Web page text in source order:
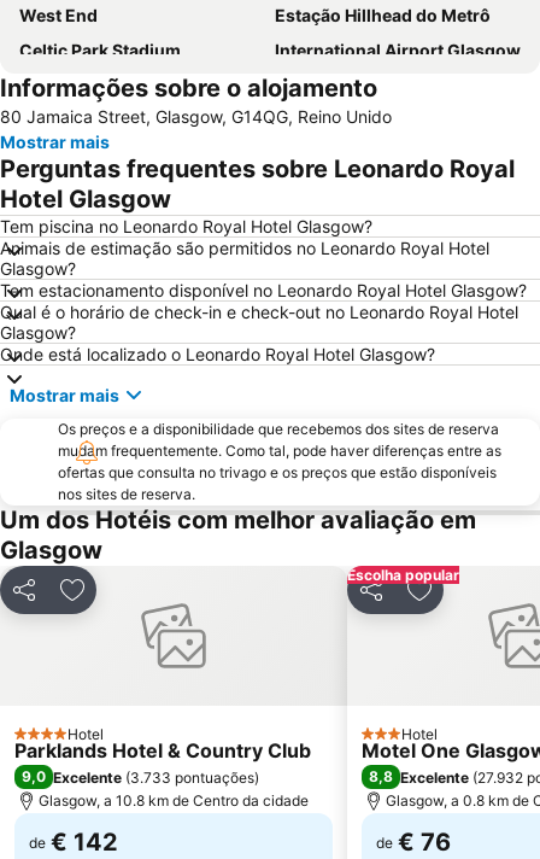
West End
Estação Hillhead do Metrô
Celtic Park Stadium
International Airport Glasgow
Glasgow Prestwick Airport
Hampden Park
Victoria Park
Finnieston
Buchanan bus station
Scottish Exhibition and Conference Centre
Princes Square
Apple Store
Citizen's Theatre
Shawlands
Queen's Park
Ibrox Stadium
Orchard Park
Blair Drummond Safari and Adventure Park
Informações sobre o alojamento
80 Jamaica Street, Glasgow, G14QG, Reino Unido
Mostrar mais
Perguntas frequentes sobre Leonardo Royal
Hotel Glasgow
Tem piscina no Leonardo Royal Hotel Glasgow?
Animais de estimação são permitidos no Leonardo Royal Hotel
Glasgow?
Tem estacionamento disponível no Leonardo Royal Hotel Glasgow?
Qual é o horário de check-in e check-out no Leonardo Royal Hotel
Glasgow?
Onde está localizado o Leonardo Royal Hotel Glasgow?
Mostrar mais
Os preços e a disponibilidade que recebemos dos sites de reserva
mudam frequentemente. Como tal, pode haver diferenças entre as
ofertas que consulta no trivago e os preços que estão disponíveis
nos sites de reserva.
Um dos Hotéis com melhor avaliação em
Glasgow
PartilharAdicionar aos favoritos
4 Estrelas
Hotel
Parklands Hotel & Country Club
9,0 Excelente (3.733 pontuações)
Glasgow, a 10.8 km de Centro da cidade
de € 142
Escolha popular
PartilharAdicionar
3 Estrelas
Hotel
Motel One
8,8 Excelente (27.932
Glasgow, a 0.8 km de
de € 76